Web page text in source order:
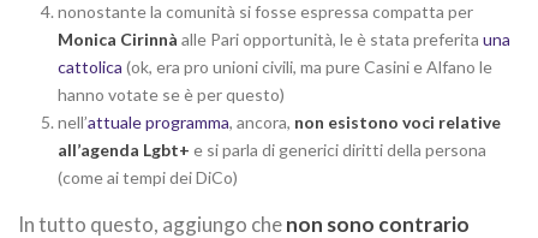
nonostante la comunità si fosse espressa compatta per
Monica Cirinnà alle Pari opportunità, le è stata preferita una
cattolica (ok, era pro unioni civili, ma pure Casini e Alfano le
hanno votate se è per questo)
nell’attuale programma, ancora, non esistono voci relative
all’agenda Lgbt+ e si parla di generici diritti della persona
(come ai tempi dei DiCo)
In tutto questo, aggiungo chenon sono contrario